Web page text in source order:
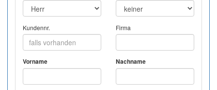
Kundennr. Firma
Vorname Nachname